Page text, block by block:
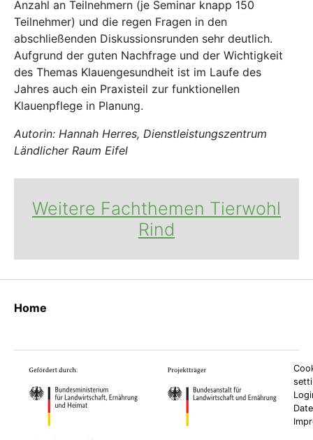
Anzahl an Teilnehmern (je Seminar knapp 150
Teilnehmer) und die regen Fragen in den
abschließenden Diskussionsrunden sehr deutlich.
Aufgrund der guten Nachfrage und der Wichtigkeit
des Themas Klauengesundheit ist im Laufe des
Jahres auch ein Praxisteil zur funktionellen
Klauenpflege in Planung.
Autorin: Hannah Herres, Dienstleistungszentrum
Ländlicher Raum Eifel
Weitere Fachthemen Tierwohl
Rind
Home